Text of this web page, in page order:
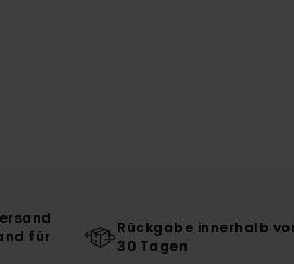
für
Rückgabe innerhalb
30 Tagen